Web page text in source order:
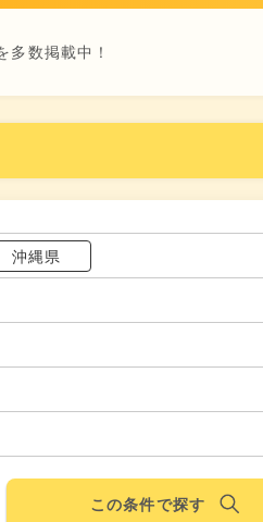
多数掲載中！
沖縄県
この条件で探す